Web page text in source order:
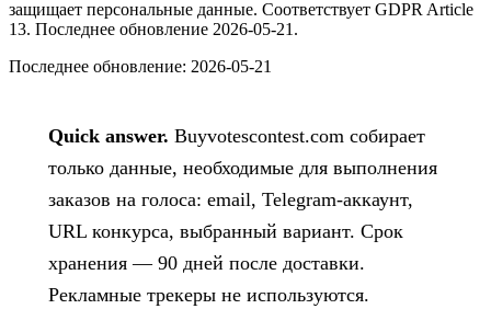
защищает персональные данные. Соответствует GDPR Article
13. Последнее обновление 2026-05-21.
Последнее обновление: 2026-05-21
Quick answer. Buyvotescontest.com собирает
только данные, необходимые для выполнения
заказов на голоса: email, Telegram-аккаунт,
URL конкурса, выбранный вариант. Срок
хранения — 90 дней после доставки.
Рекламные трекеры не используются.